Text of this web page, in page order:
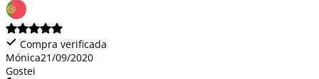
Compra verificada
Mónica21/09/2020
Gostei